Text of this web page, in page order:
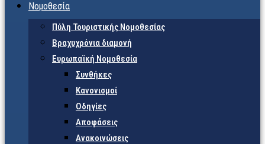
Νομοθεσία
Πύλη Τουριστικής Νομοθεσίας
Βραχυχρόνια διαμονή
Ευρωπαϊκή Νομοθεσία
Συνθήκες
Κανονισμοί
Οδηγίες
Αποφάσεις
Ανακοινώσεις